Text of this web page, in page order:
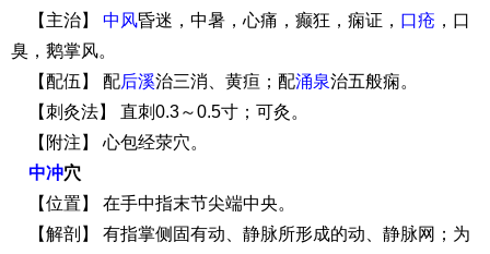
【主治】 中风昏迷，中暑，心痛，癫狂，痫证， 口疮 ，口
臭，鹅掌风。
【配伍】 配后溪治三消、黄疸；配涌泉治五般痫。
【刺灸法】 直刺0.3～0.5寸；可灸。
【附注】 心包经荥穴。
中冲穴
【位置】 在手中指末节尖端中央。
【解剖】 有指掌侧固有动、静脉所形成的动、静脉网；为